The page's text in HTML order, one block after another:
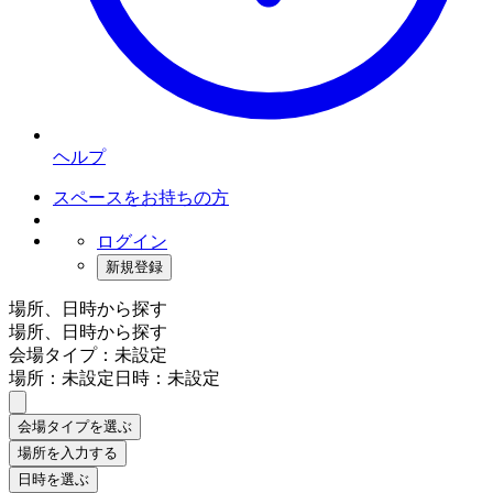
ヘルプ
スペースをお持ちの方
ログイン
新規登録
場所、日時から探す
場所、日時から探す
会場タイプ：未設定
場所：未設定日時：未設定
会場タイプを選ぶ
場所を入力する
日時を選ぶ